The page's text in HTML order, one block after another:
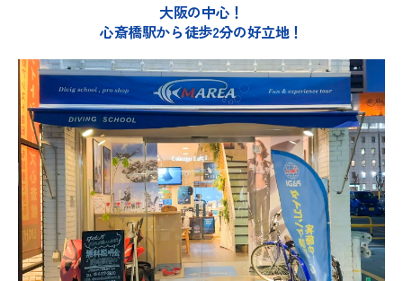
大阪の中心！
心斎橋駅から徒歩2分の好立地！